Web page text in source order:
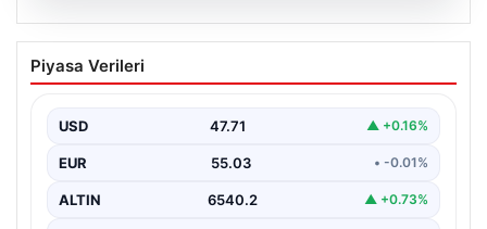
MGK’den 8 maddelik kritik bildiri: Dikkat
çeken ‘Terörsüz Bölge’ vurgusu
Piyasa Verileri
USD 47.71 ▲ +0.16%
EUR 55.03 • -0.01%
ALTIN 6540.2 ▲ +0.73%